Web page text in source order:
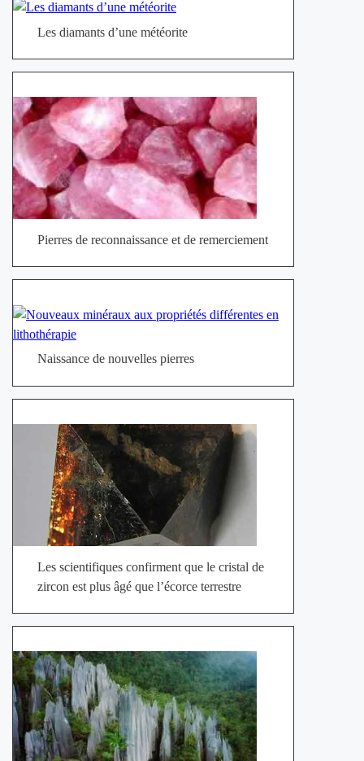
Les diamants d’une météorite
Pierres de reconnaissance et de remerciement
Naissance de nouvelles pierres
Les scientifiques confirment que le cristal de
zircon est plus âgé que l’écorce terrestre